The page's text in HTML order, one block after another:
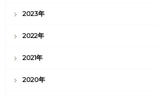
2023年
2022年
2021年
2020年